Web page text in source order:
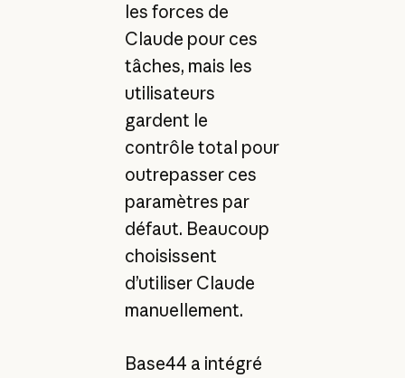
les forces de
Claude pour ces
tâches, mais les
utilisateurs
gardent le
contrôle total pour
outrepasser ces
paramètres par
défaut. Beaucoup
choisissent
d’utiliser Claude
manuellement.
Base44 a intégré